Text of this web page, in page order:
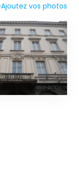
Ajoutez vos photos